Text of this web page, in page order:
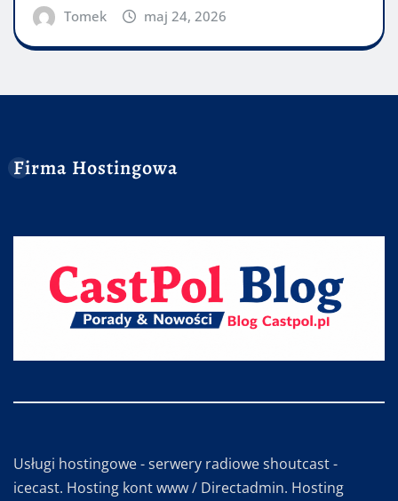
Tomek maj 24, 2026
Firma Hostingowa
Usługi hostingowe - serwery radiowe shoutcast -
icecast. Hosting kont www / Directadmin. Hosting